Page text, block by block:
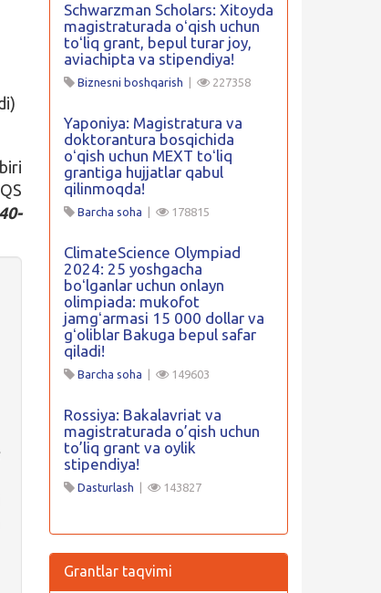
Schwarzman Scholars: Xitoyda
magistraturada oʻqish uchun
toʻliq grant, bepul turar joy,
aviachipta va stipendiya!
Biznesni boshqarish 227358
Yaponiya: Magistratura va
doktorantura bosqichida
oʻqish uchun MEXT toʻliq
grantiga hujjatlar qabul
qilinmoqda!
Barcha soha 178815
ClimateScience Olympiad
2024: 25 yoshgacha
boʻlganlar uchun onlayn
olimpiada: mukofot
jamgʻarmasi 15 000 dollar va
gʻoliblar Bakuga bepul safar
qiladi!
Barcha soha 149603
Rossiya: Bakalavriat va
magistraturada o’qish uchun
to’liq grant va oylik
stipendiya!
Dasturlash 143827
Grantlar taqvimi